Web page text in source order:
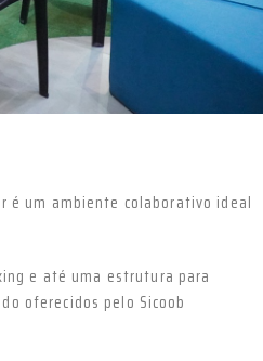
é um ambiente colaborativo ideal
e até uma estrutura para
oferecidos pelo Sicoob